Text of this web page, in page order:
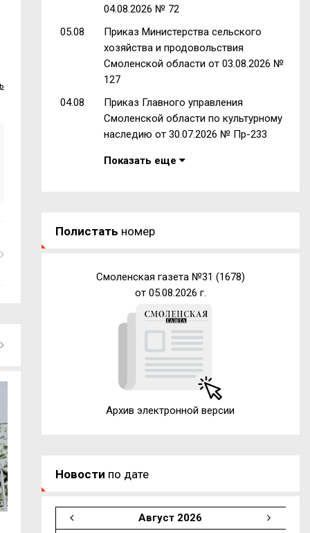
Депутат Государственной Думы Артём
В Смоленске
04.08.2026 № 72
05.08
Приказ Министерства сельского
хозяйства и продовольствия
Смоленской области от 03.08.2026 №
127
04.08
Приказ Главного управления
Смоленской области по культурному
наследию от 30.07.2026 № Пр-233
Показать еще
Полистать номер
Смоленская газета №31 (1678)
от 05.08.2026 г.
Архив электронной версии
Новости по дате
Август 2026